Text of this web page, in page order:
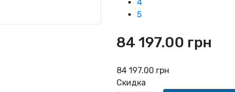
4
5
84 197.00 грн
84 197.00 грн
Скидка